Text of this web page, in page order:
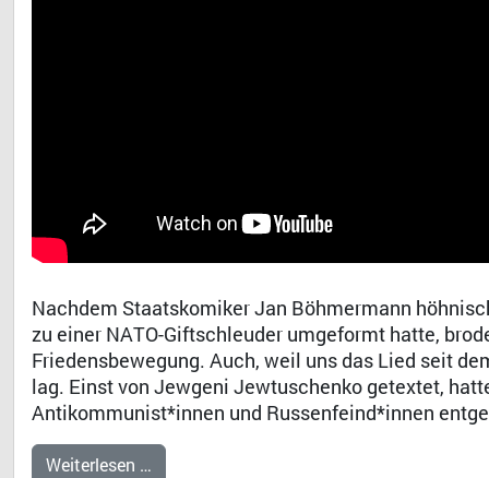
Nachdem Staatskomiker Jan Böhmermann
zu einer NATO-Giftschleuder umgeformt hatte,
Friedensbewegung. Auch, weil uns das Lied seit
lag. Einst von Jewgeni Jewtuschenko getextet,
Antikommunist*innen und Russenfeind*innen
Weiterlesen …